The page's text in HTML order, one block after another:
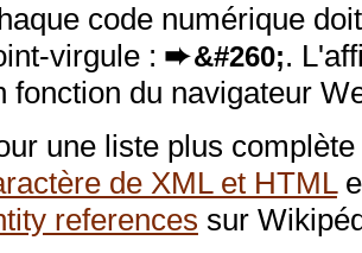
code numérique
virgule : ➨&#260;.
fonction du navigateur
une liste plus
de XML et HTML
references sur